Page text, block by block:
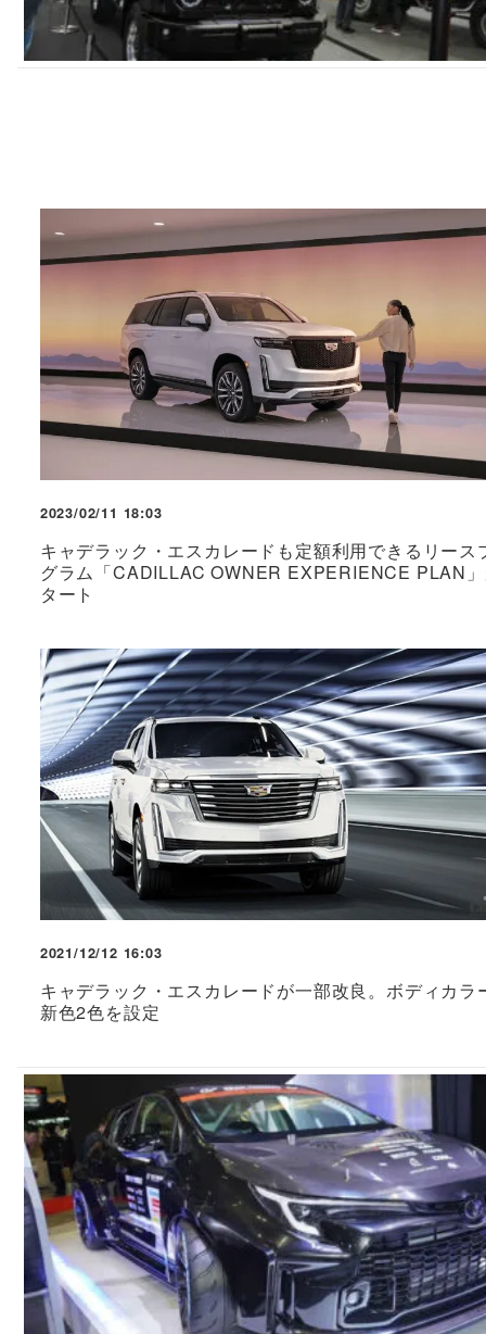
2023/02/11 18:03
キャデラック・エスカレードも定額利用できるリース
グラム「CADILLAC OWNER EXPERIENCE PLAN
タート
2021/12/12 16:03
キャデラック・エスカレードが一部改良。ボディカラ
新色2色を設定